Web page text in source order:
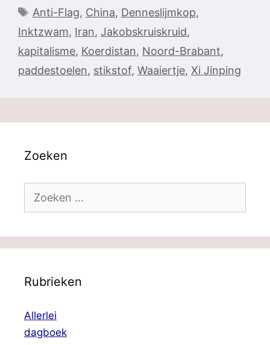
Tags
Anti-Flag, China, Denneslijmkop,
Inktzwam, Iran, Jakobskruiskruid,
kapitalisme, Koerdistan, Noord-Brabant,
paddestoelen, stikstof, Waaiertje, Xi Jinping
Zoeken
naar:
Rubrieken
Allerlei
dagboek